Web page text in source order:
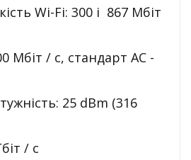
Wi-Fi: 300 і 867 Мбіт
Мбіт / с, стандарт AC -
25 dBm (316
/ с